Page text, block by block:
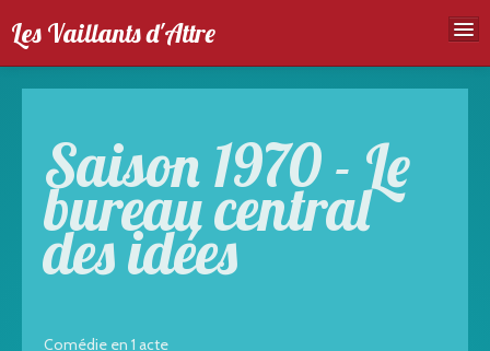
Les Vaillants d'Attre
Spectales
Agenda
Galeries photos
Saison 1970 - Le
bureau central
des idées
Comédie en 1 acte